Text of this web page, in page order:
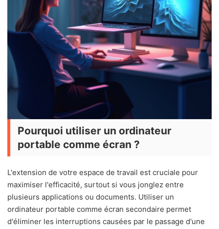
Pourquoi utiliser un ordinateur
portable comme écran ?
L'extension de votre espace de travail est cruciale pour
maximiser l'efficacité, surtout si vous jonglez entre
plusieurs applications ou documents. Utiliser un
ordinateur portable comme écran secondaire permet
d'éliminer les interruptions causées par le passage d'une